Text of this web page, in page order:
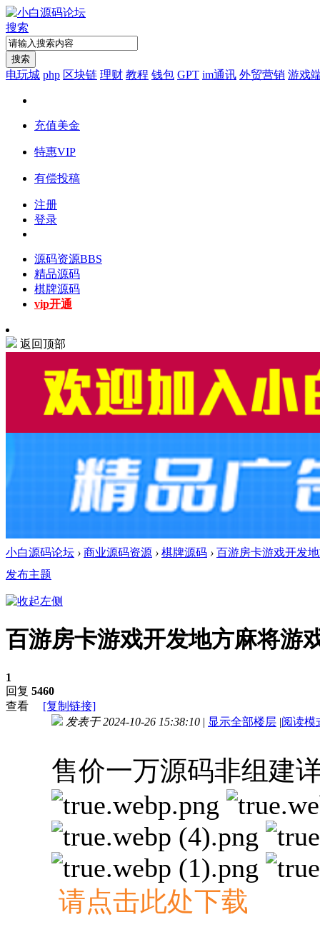
搜索
搜索
电玩城 php 区块链 理财 教程 钱包 GPT im通讯 外贸营销 游戏
充值美金
特惠VIP
有偿投稿
注册
登录
源码资源BBS
精品源码
棋牌源码
vip开通
返回顶部
小白源码论坛 › 商业源码资源 › 棋牌源码 › 百游房卡游戏开发
发布主题
百游房卡游戏开发地方麻将游
1
回复 5460
查看
[复制链接]
发表于 2024-10-26 15:38:10 | 显示全部楼层 |阅读模
售价一万源码非组建
请点击此处下载